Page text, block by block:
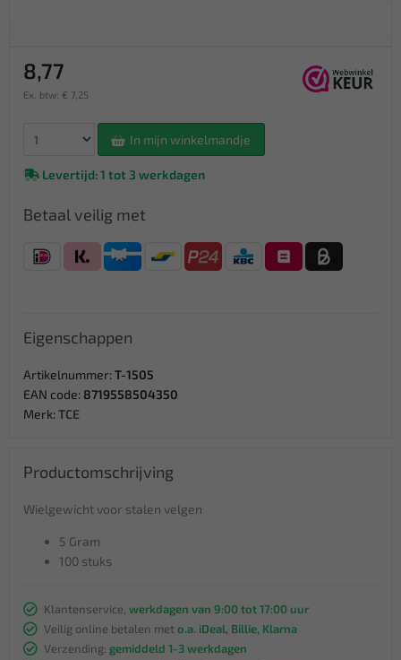
8,77
Ex. btw: € 7,25
In mijn winkelmandje
Levertijd: 1 tot 3 werkdagen
Betaal veilig met
Eigenschappen
Artikelnummer: T-1505
EAN code: 8719558504350
Merk: TCE
Productomschrijving
Wielgewicht voor stalen velgen
5 Gram
100 stuks
Klantenservice, werkdagen van 9:00 tot 17:00 uur
Veilig online betalen met o.a. iDeal, Billie, Klarna
Verzending: gemiddeld 1-3 werkdagen